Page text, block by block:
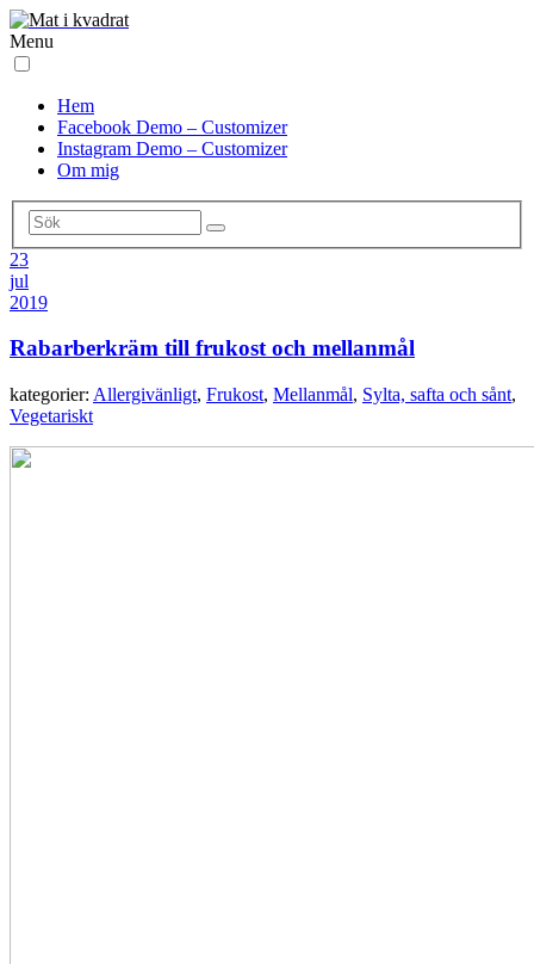
Menu
Hem
Facebook Demo – Customizer
Instagram Demo – Customizer
Om mig
23
jul
2019
Rabarberkräm till frukost och mellanmål
kategorier: Allergivänligt, Frukost, Mellanmål, Sylta, safta och sånt,
Vegetariskt